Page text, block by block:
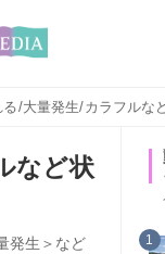
/大量発生/カラフルな
など状
発生＞など
1